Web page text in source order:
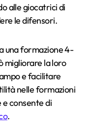
alle giocatrici di
le difensori.
una formazione 4-
migliorare la loro
e facilitare
nelle formazioni
e consente di
.